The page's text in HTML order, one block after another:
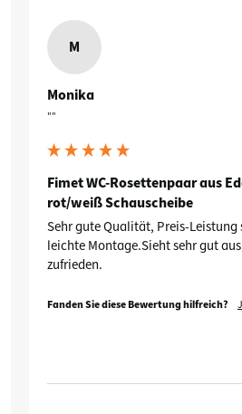
M
Monika
""
Fimet WC-Rosettenpaar aus
rot/weiß Schauscheibe
Sehr gute Qualität, Preis-Leistung
leichte Montage.Sieht sehr gut
zufrieden.
Fanden Sie diese Bewertung hilfreich?